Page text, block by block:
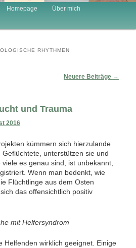
Homepage
Über mich
RHYTHMEN
Neuere Beiträge →
und Trauma
2016
kümmern sich hierzulande
unterstützen sie und
es genau sind, ist unbekannt,
Wenn man bedenkt, wie
Flüchtlinge aus dem Osten
das offensichtlich positiv
mit Helfersyndrom
Helfenden wirklich geeignet. Einige